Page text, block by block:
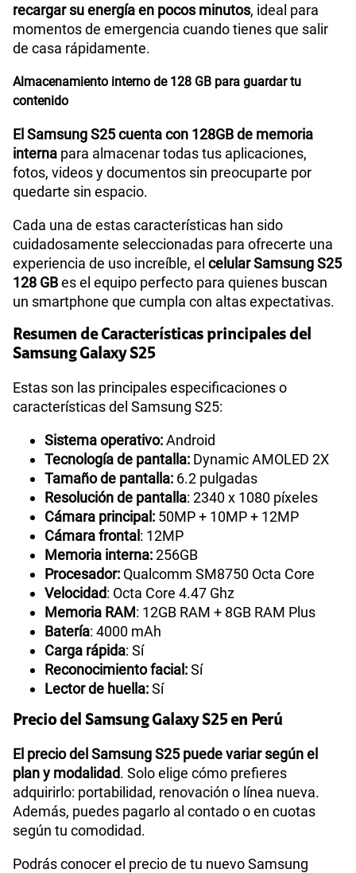
VoWiFi
recargar su energía en pocos minutos, ideal para
momentos de emergencia cuando tienes que salir
de casa rápidamente.
Almacenamiento interno de 128 GB para guardar tu
contenido
El Samsung S25 cuenta con 128GB de memoria
interna para almacenar todas tus aplicaciones,
fotos, videos y documentos sin preocuparte por
quedarte sin espacio.
Cada una de estas características han sido
cuidadosamente seleccionadas para ofrecerte una
experiencia de uso increíble, el celular Samsung S25
128 GBes el equipo perfecto para quienes buscan
un smartphone que cumpla con altas expectativas.
Resumen de Características principales del
Samsung Galaxy S25
Estas son las principales especificaciones o
características del Samsung S25:
Sistema operativo:Android
Tecnología de pantalla: Dynamic AMOLED 2X
Tamaño de pantalla: 6.2 pulgadas
Resolución de pantalla: 2340 x 1080 píxeles
Cámara principal: 50MP + 10MP + 12MP
Cámara frontal: 12MP
Memoria interna:256GB
Procesador: Qualcomm SM8750 Octa Core
Velocidad: Octa Core 4.47 Ghz
Memoria RAM: 12GB RAM + 8GB RAM Plus
Batería: 4000 mAh
Carga rápida: Sí
Reconocimiento facial:Sí
Lector de huella:Sí
Precio del Samsung Galaxy S25 en Perú
El precio del Samsung S25 puede variar según el
plan y modalidad. Solo elige cómo prefieres
adquirirlo: portabilidad, renovación o línea nueva.
Además, puedes pagarlo al contado o en cuotas
según tu comodidad.
Podrás conocer el precio de tu nuevo Samsung